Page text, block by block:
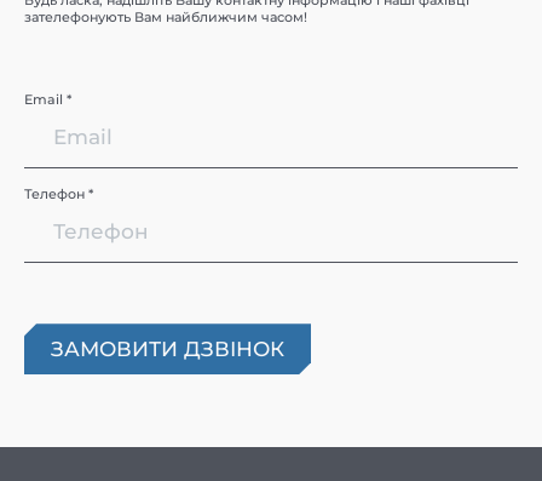
зателефонують Вам найближчим часом!
Email *
Телефон *